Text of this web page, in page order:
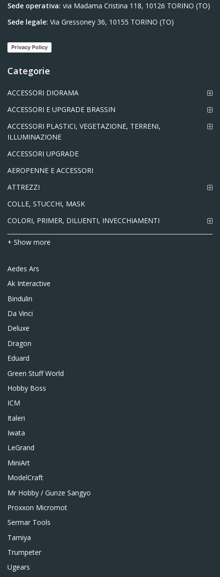
Sede operativa: via Madama Cristina 118, 10126 TORINO (TO)
Sede legale: Via Gressoney 36, 10155 TORINO (TO)
Privacy Policy
Categorie
ACCESSORI DIORAMA
ACCESSORI E UPGRADE BRASSIN
ACCESSORI PLASTICI, VEGETAZIONE, TERRENI,
ILLUMINAZIONE
ACCESSORI UPGRADE
AEROPENNE E ACCESSORI
ATTREZZI
COLLE, STUCCHI, MASK
COLORI, PRIMER, DILUENTI, INVECCHIAMENTI
+ Show more
Aedes Ars
Ak Interactive
Bindulin
Da Vinci
Deluxe
Dragon
Eduard
Green Stuff World
Hobby Boss
ICM
Italeri
Iwata
LeGrand
MiniArt
ModelCraft
Mr Hobby / Gunze Sangyo
Proxxon Micromot
Sermar Tools
Tamiya
Trumpeter
Ugears